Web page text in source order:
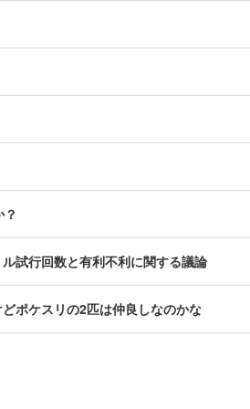
試行回数と有利不利に関する議論
ポケスリの2匹は仲良しなのかな